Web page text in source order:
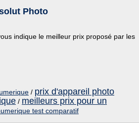
Photo
indique le meilleur prix proposé par les
/ prix d'appareil photo
/ meilleurs prix pour un
test comparatif